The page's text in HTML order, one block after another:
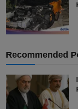
Recommended